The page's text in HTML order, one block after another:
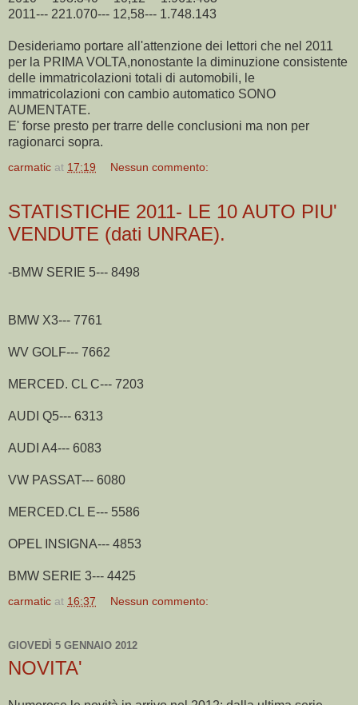
2011--- 221.070--- 12,58--- 1.748.143
Desideriamo portare all'attenzione dei lettori che nel 2011
per la PRIMA VOLTA,nonostante la diminuzione consistente
delle immatricolazioni totali di automobili, le
immatricolazioni con cambio automatico SONO
AUMENTATE.
E' forse presto per trarre delle conclusioni ma non per
ragionarci sopra.
carmatic at 17:19 Nessun commento:
STATISTICHE 2011- LE 10 AUTO PIU'
VENDUTE (dati UNRAE).
-BMW SERIE 5--- 8498
BMW X3--- 7761
WV GOLF--- 7662
MERCED. CL C--- 7203
AUDI Q5--- 6313
AUDI A4--- 6083
VW PASSAT--- 6080
MERCED.CL E--- 5586
OPEL INSIGNA--- 4853
BMW SERIE 3--- 4425
carmatic at 16:37 Nessun commento:
GIOVEDÌ 5 GENNAIO 2012
NOVITA'